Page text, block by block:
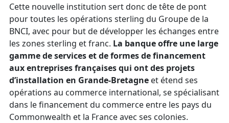
Cette nouvelle institution sert donc de tête de pont
pour toutes les opérations sterling du Groupe de la
BNCI, avec pour but de développer les échanges entre
les zones sterling et franc. La banque offre une large
gamme de services et de formes de financement
aux entreprises françaises qui ont des projets
d’installation en Grande-Bretagne et étend ses
opérations au commerce international, se spécialisant
dans le financement du commerce entre les pays du
Commonwealth et la France avec ses colonies.